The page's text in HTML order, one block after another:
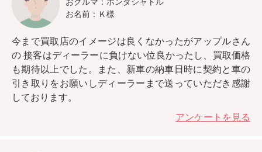
お名前：Ｋ様
今まで買取店のイメージは良くなかったがアップルさん
の接客はディーラーに負けない位良かったし、買取価格
も期待以上 でした。また、新車の納車日時に契約と車の
引き取りをお願いしディーラーまで送っていただき感謝
しております。
アンケートを見る